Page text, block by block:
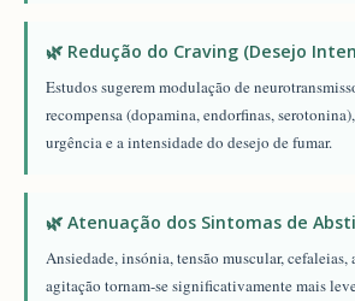
🌿 Redução do Craving (Desejo
Estudos sugerem modulação de
recompensa (dopamina, endorfinas,
urgência e a intensidade do desejo de fumar.
🌿 Atenuação dos Sintomas de
Ansiedade, insónia, tensão muscular, cefaleias,
agitação tornam-se significativamente mais